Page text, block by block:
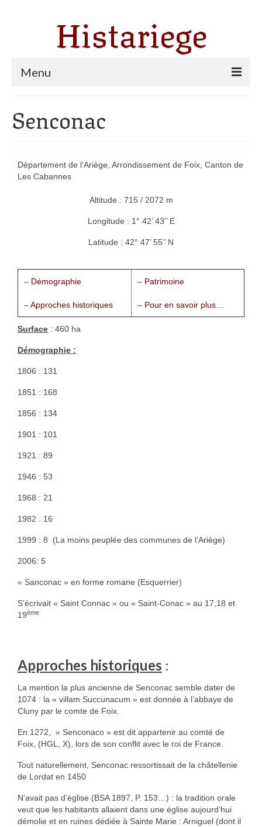
Histariege
Menu
Thèmes
Pastoralisme
Cartulaire de Saint Sernin
Catharisme
Dates ariégeoises
1002 à 1298
1505 à 1589
1595 à 1693
1901 à 1948
HGL: 1105 à 1199
HGL: 1300 à 1350
HGL: 1255 à 1297
HGL: 1500 à 1790
Personnalités
Personnalités Seconde guerre mondiale
La garde aux Pyrénées de 1808 à 1814
Senconac
Département de l’Ariège, Arrondissement de Foix, Canton de
Les Cabannes
Altitude : 715 / 2072 m
Longitude : 1° 42’ 43’’ E
Latitude : 42° 47’ 55’’ N
– Démographie
–Approches historiques
– Patrimoine
– Pour en savoir plus…
Surface : 460 ha
Démographie :
1806 : 131
1851 : 168
1856 : 134
1901 : 101
1921 : 89
1946 : 53
1968 : 21
1982 : 16
1999 : 8 (La moins peuplée des communes de l’Ariège)
2006: 5
« Sanconac » en forme romane (Esquerrier)
S’écrivait « Saint Connac » ou « Saint-Conac » au 17,18 et
19ème
Approches historiques :
La mention la plus ancienne de Senconac semble dater de
1074 : la « villam Succunacum » est donnée à l’abbaye de
Cluny par le comte de Foix.
En 1272, « Senconaco » est dit appartenir au comté de
Foix, (HGL, X), lors de son conflit avec le roi de France.
Tout naturellement, Senconac ressortissait de la châtellenie
de Lordat en 1450
N’avait pas d’église (BSA 1897, P. 153…) : la tradition orale
veut que les habitants allaient dans une église aujourd’hui
démolie et en ruines dédiée à Sainte Marie : Arniguel (dont il